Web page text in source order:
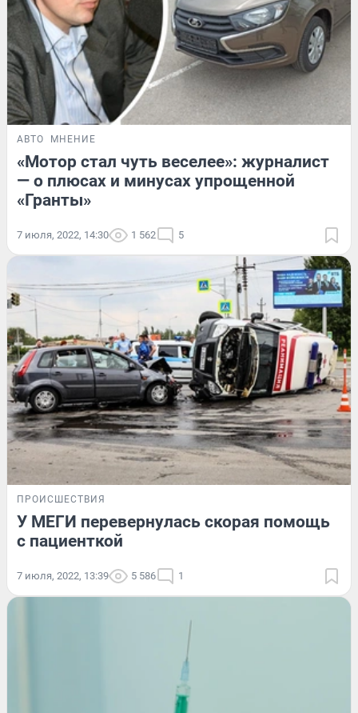
АВТО МНЕНИЕ
«Мотор стал чуть веселее»: журналист
— о плюсах и минусах упрощенной
«Гранты»
7 июля, 2022, 14:30 1 562 5
ПРОИСШЕСТВИЯ
У МЕГИ перевернулась скорая помощь
с пациенткой
7 июля, 2022, 13:39 5 586 1